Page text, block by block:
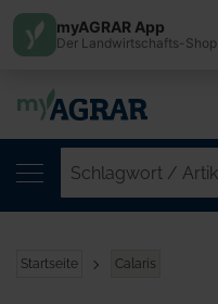
Startseite Calaris
myAGRAR App
Der Landwirtschafts-Shop